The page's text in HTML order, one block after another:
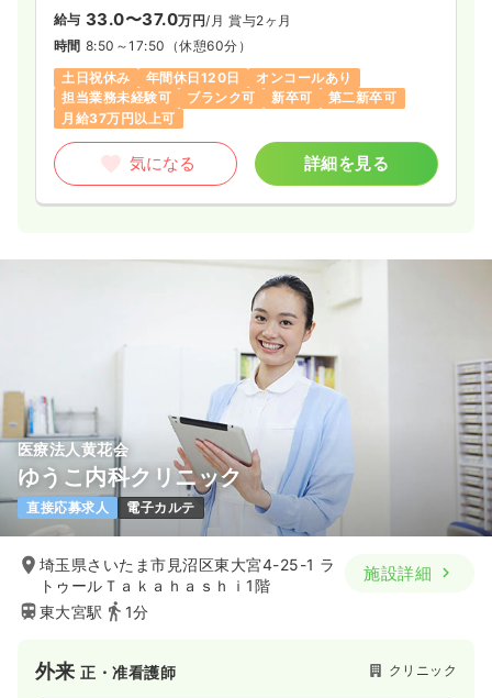
法人の理念である「心のこもったオーダーメイドの医療をお届
けする」という考えのもと、患者様一人一人のためにできるこ
とを全力でやるという想いをもったスタッフと共に成長を続け
ております。
この度は診療体制強化のため、往診同行の看護師を募集するこ
とになりました！
在宅医療の経験がない方も応募大歓迎です。今後ますます需要
の増える領域で経験を積めるチャンスです。
たからのご応募をお待ちしております♪
給与 33.0〜37.0万円/月 賞与2ヶ月
時間 8:50～17:50 （休憩60分）
土日祝休み
年間休日120日
オンコールあり
担当業務未経験可
ブランク可 新卒可
第二新卒可
月給37万円以上可
気になる 詳細を見る
医療法人黄花会
ゆうこ内科クリニック
直接応募求人 電子カルテ
埼玉県さいたま市見沼区東大宮4-25-1 ラ
トゥールＴａｋａｈａｓｈｉ1階
東大宮駅
1分
施設詳細
外来正・准看護師 クリニック